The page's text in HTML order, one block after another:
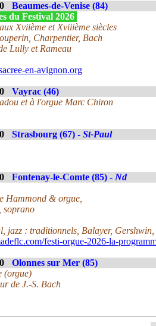
Beaumes-de-Venise (84)
du Festival 2026
Xviième et Xviiième siècles
Charpentier, Bach
Lully et Rameau
en-avignon.org
Vayrac (46)
et à l'orgue Marc Chiron
Strasbourg (67) - St-Paul
Fontenay-le-Comte (85) - Nd
Hammond & orgue,
soprano
jazz : traditionnels, Balayer, Gershwin,
festi-orgue-2026-la-
Olonnes sur Mer (85)
(orgue)
de J.-S. Bach